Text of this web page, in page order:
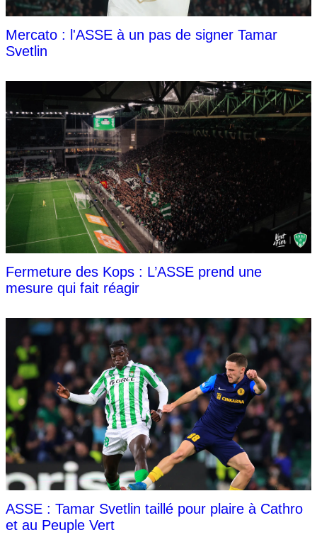
Mercato : l'ASSE à un pas de signer Tamar
Svetlin
Fermeture des Kops : L’ASSE prend une
mesure qui fait réagir
ASSE : Tamar Svetlin taillé pour plaire à Cathro
et au Peuple Vert